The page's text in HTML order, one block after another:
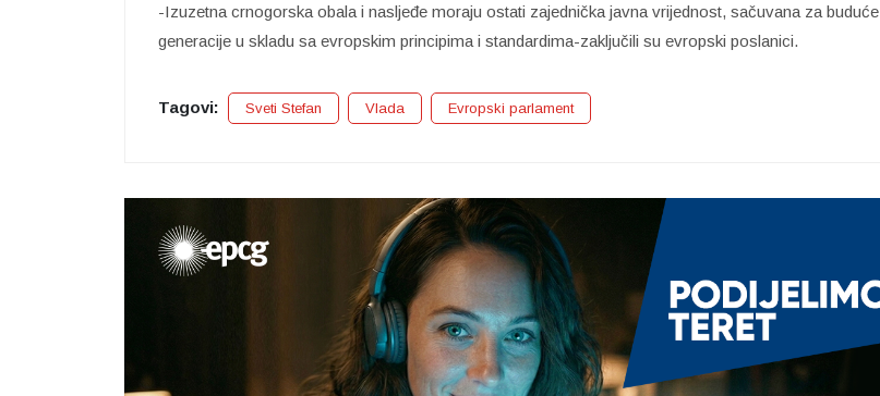
-Izuzetna crnogorska obala i nasljeđe moraju ostati zajednička javna vrijednost, sačuvana za buduće
generacije u skladu sa evropskim principima i standardima-zaključili su evropski poslanici.
Tagovi: Sveti Stefan Vlada Evropski parlament